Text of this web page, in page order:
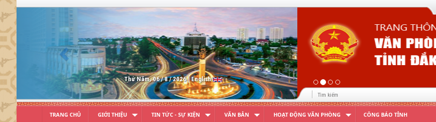
Previous
Thứ Năm, 06 / 8 / 2026 English
TRANG CHỦ GIỚI THIỆU TIN TỨC - SỰ KIỆN VĂN BẢN HOẠT ĐỘNG VĂN PHÒNG CÔNG BÁO TỈNH